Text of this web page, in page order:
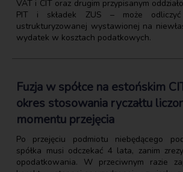
VAT i CIT oraz drugim przypisanym
PIT i składek ZUS – może
ustrukturyzowanej wystawionej na
wydatek w kosztach podatkowych.
Fuzja w spółce na estońskim
okres stosowania ryczałtu
momentu przejęcia
Po przejęciu podmiotu niebędącego
spółka musi odczekać 4 lata, zanim
opodatkowania. W przeciwnym razie